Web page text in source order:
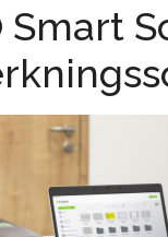
Smart